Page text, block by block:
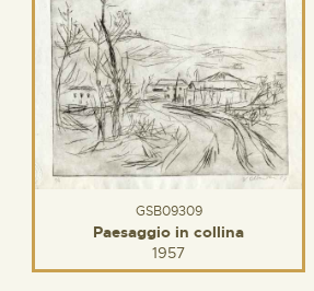
GSB09309
Paesaggio in collina
1957